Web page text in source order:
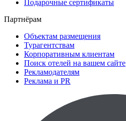
Подарочные сертификаты
Партнёрам
Объектам размещения
Турагентствам
Корпоративным клиентам
Поиск отелей на вашем сайте
Рекламодателям
Реклама и PR